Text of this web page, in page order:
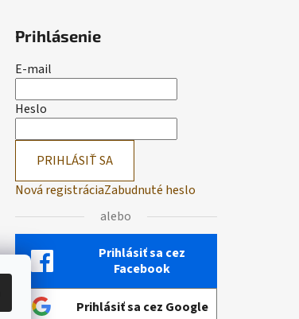
Prihlásenie
E-mail
Heslo
PRIHLÁSIŤ SA
Nová registráciaZabudnuté heslo
alebo
Prihlásiť sa cez
Facebook
Prihlásiť sa cez Google